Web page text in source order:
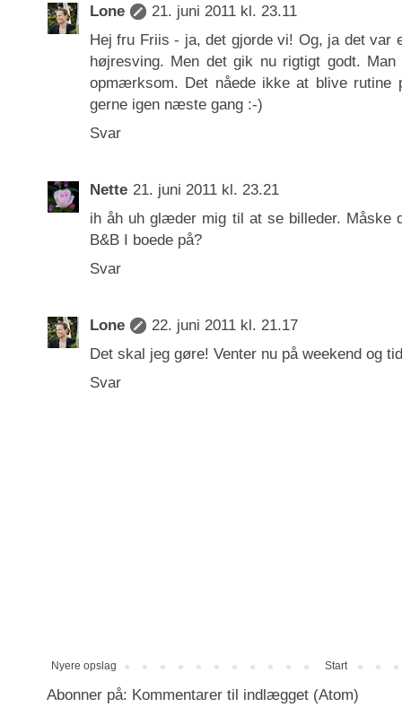
Lone
21. juni 2011 kl. 23.11
Hej fru Friis - ja, det gjorde vi! Og, ja det var
højresving. Men det gik nu rigtigt godt.
opmærksom. Det nåede ikke at blive rutine
gerne igen næste gang :-)
Svar
Nette 21. juni 2011 kl. 23.21
ih åh uh glæder mig til at se billeder. Måske
B&B I boede på?
Svar
Lone
22. juni 2011 kl. 21.17
Det skal jeg gøre! Venter nu på weekend og
Svar
Nyere opslag Start
Abonner på: Kommentarer til indlægget (Atom)